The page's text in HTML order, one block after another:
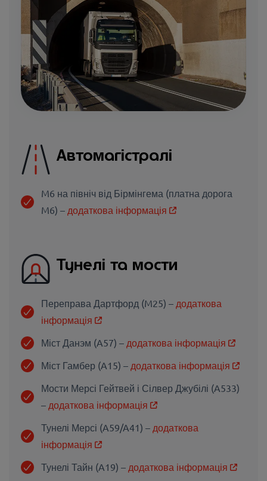
Автомагістралі
M6 на північ від Бірмінгема (платна дорога
M6) – додаткова інформація
Тунелі та мости
Переправа Дартфорд (M25) – додаткова
інформація
Міст Данэм (A57) – додаткова інформація
Міст Гамбер (A15) – додаткова інформація
Мости Мерсі Гейтвей і Сілвер Джубілі (A533)
– додаткова інформація
Тунелі Мерсі (A59/A41) – додаткова
інформація
Тунелі Тайн (A19) – додаткова інформація